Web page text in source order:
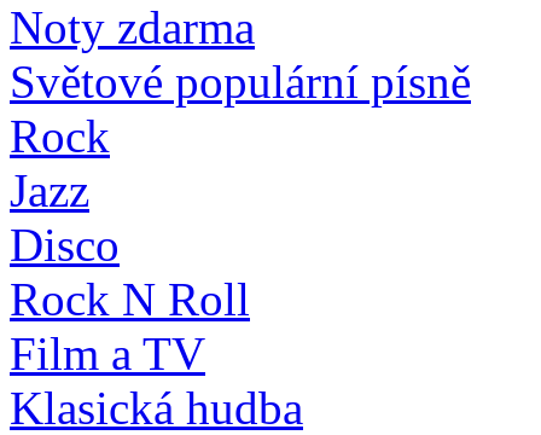
Noty zdarma
Světové populární písně
Rock
Jazz
Disco
Rock N Roll
Film a TV
Klasická hudba